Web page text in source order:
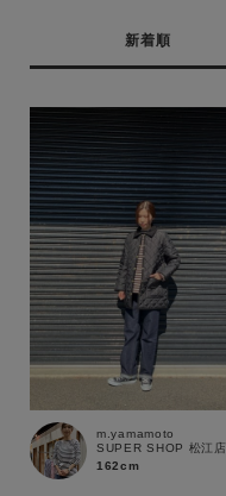
新着順
m.yamamoto
SUPER SHOP 松江店
162cm